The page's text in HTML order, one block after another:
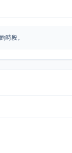
時段。